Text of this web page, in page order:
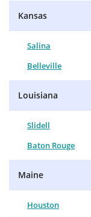
Kansas
Salina
Belleville
Louisiana
Slidell
Baton Rouge
Maine
Houston